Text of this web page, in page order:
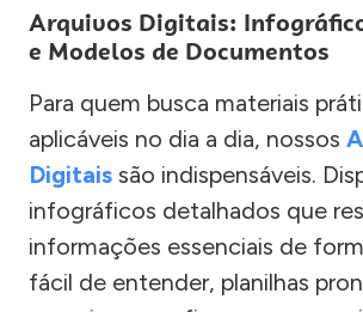
Arquivos Digitais:
e Modelos de Documentos
Para quem busca materiais
aplicáveis no dia a dia, nossos
Digitais são indispensáveis.
infográficos detalhados que
informações essenciais de
fácil de entender, planilhas